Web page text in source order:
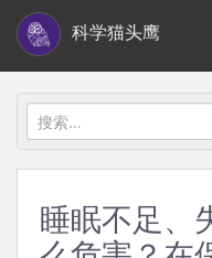
i
科学猫头鹰
搜
索：
睡眠不足、